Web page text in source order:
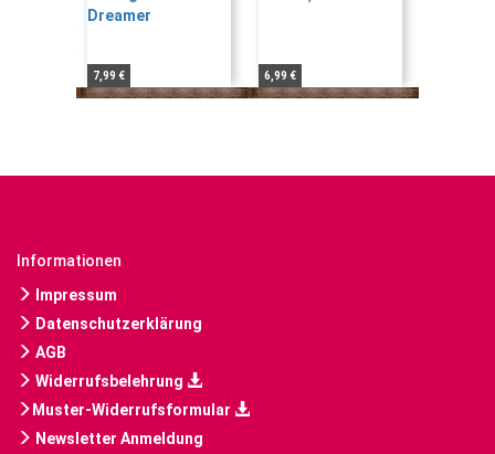
7,99 € 6,99 €
Informationen
Impressum
Datenschutzerklärung
AGB
Widerrufsbelehrung
Muster-Widerrufsformular
Newsletter Anmeldung